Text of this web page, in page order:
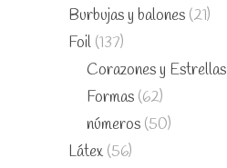
Burbujas y balones (21)
Foil (137)
Corazones y Estrellas
Formas (62)
números (50)
Látex (56)